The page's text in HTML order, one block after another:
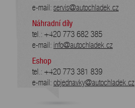
e-mail: servis@autochladek.cz
Náhradní díly
tel.: +420 773 682 385
e-mail: info@autochladek.cz
Eshop
tel.: +420 773 381 839
e-mail: objednavky@autochladek.cz